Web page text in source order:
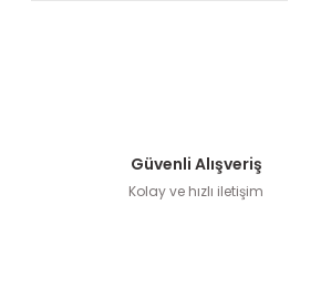
Güvenli Alışveriş
Kolay ve hızlı iletişim